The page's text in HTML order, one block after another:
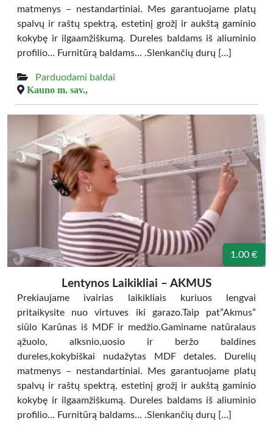
matmenys – nestandartiniai. Mes garantuojame platų
spalvų ir raštų spektrą, estetinį grožį ir aukštą gaminio
kokybę ir ilgaamžiškumą. Dureles baldams iš aliuminio
profilio… Furnitūrą baldams… .Slenkančių durų […]
Parduodami baldai
Kauno m. sav.,
1.00 €
Lentynos Laikikliai – AKMUS
Prekiaujame ivairias laikikliais kuriuos lengvai
pritaikysite nuo virtuves iki garazo.Taip pat”Akmus”
siūlo Karūnas iš MDF ir medžio.Gaminame natūralaus
ąžuolo, alksnio,uosio ir beržo baldines
dureles,kokybiškai nudažytas MDF detales. Durelių
matmenys – nestandartiniai. Mes garantuojame platų
spalvų ir raštų spektrą, estetinį grožį ir aukštą gaminio
kokybę ir ilgaamžiškumą. Dureles baldams iš aliuminio
profilio… Furnitūrą baldams… .Slenkančių durų […]